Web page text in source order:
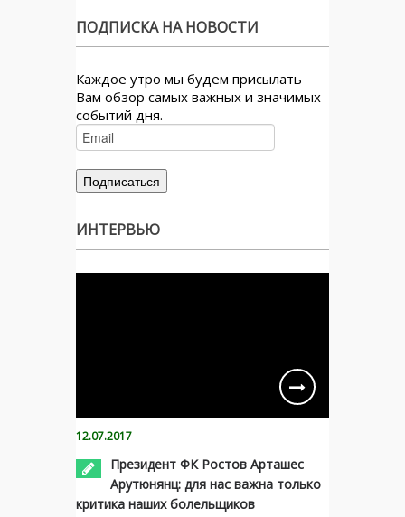
ПОДПИСКА НА НОВОСТИ
Каждое утро мы будем присылать
Вам обзор самых важных и значимых
событий дня.
ИНТЕРВЬЮ
12.07.2017
Президент ФК Ростов Арташес
Арутюнянц: для нас важна только
критика наших болельщиков